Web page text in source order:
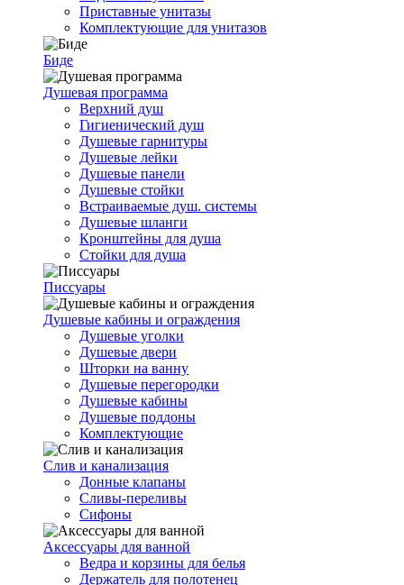
Приставные унитазы
Комплектующие для унитазов
Биде
Душевая программа
Верхний душ
Гигиенический душ
Душевые гарнитуры
Душевые лейки
Душевые панели
Душевые стойки
Встраиваемые душ. системы
Душевые шланги
Кронштейны для душа
Стойки для душа
Писсуары
Душевые кабины и ограждения
Душевые уголки
Душевые двери
Шторки на ванну
Душевые перегородки
Душевые кабины
Душевые поддоны
Комплектующие
Слив и канализация
Донные клапаны
Сливы-переливы
Сифоны
Аксессуары для ванной
Ведра и корзины для белья
Держатель для полотенец